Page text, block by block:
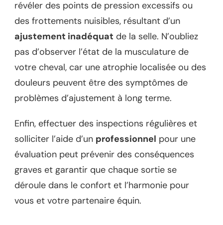
révéler des points de pression excessifs ou
des frottements nuisibles, résultant d’un
ajustement inadéquat de la selle. N’oubliez
pas d’observer l’état de la musculature de
votre cheval, car une atrophie localisée ou des
douleurs peuvent être des symptômes de
problèmes d’ajustement à long terme.
Enfin, effectuer des inspections régulières et
solliciter l’aide d’un professionnel pour une
évaluation peut prévenir des conséquences
graves et garantir que chaque sortie se
déroule dans le confort et l’harmonie pour
vous et votre partenaire équin.